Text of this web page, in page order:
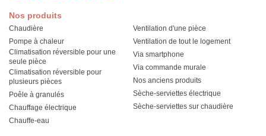
Nos produits
Chaudière
Pompe à chaleur
Climatisation réversible pour une
seule pièce
Climatisation réversible pour
plusieurs pièces
Poêle à granulés
Chauffage électrique
Chauffe-eau
Ventilation d'une pièce
Ventilation de tout le logement
Via smartphone
Via commande murale
Nos anciens produits
Sèche-serviettes électrique
Sèche-serviettes sur chaudière